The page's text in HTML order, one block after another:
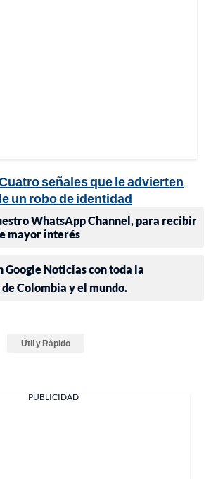
señales que le advierten
un robo de identidad
WhatsApp Channel, para recibir
mayor interés
Google Noticias con toda la
Colombia y el mundo.
Útil y Rápido
PUBLICIDAD